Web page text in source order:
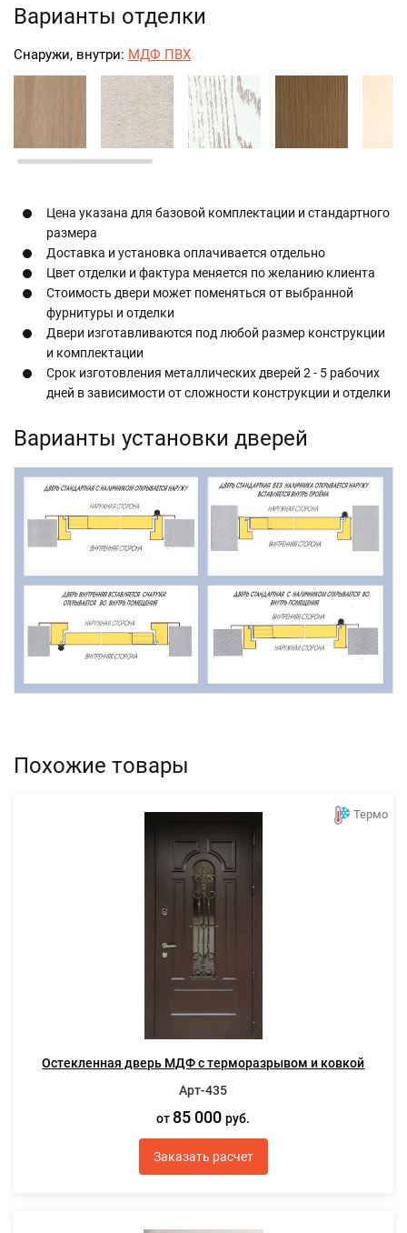
Варианты отделки
Снаружи, внутри: МДФ ПВХ
Цена указана для базовой комплектации и стандартного
размера
Доставка и установка оплачивается отдельно
Цвет отделки и фактура меняется по желанию клиента
Стоимость двери может поменяться от выбранной
фурнитуры и отделки
Двери изготавливаются под любой размер конструкции
и комплектации
Срок изготовления металлических дверей 2 - 5 рабочих
дней в зависимости от сложности конструкции и отделки
Варианты установки дверей
Похожие товары
Термо
Остекленная дверь МДФ с терморазрывом и ковкой
Арт-435
от 85 000руб.
Заказать расчет